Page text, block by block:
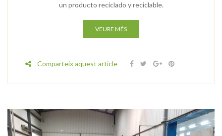
un producto reciclado y reciclable.
VEURE MÉS
Comparteix aquest article